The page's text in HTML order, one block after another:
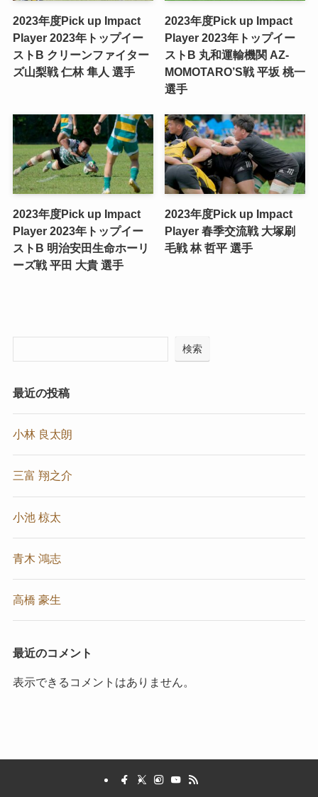
2023年度Pick up Impact
Player 2023年トップイー
ストB クリーンファイター
ズ山梨戦 ​仁林 隼人 選手
2023年度Pick up Impact
Player 2023年トップイー
ストB 丸和運輸機関 AZ-
MOMOTARO’S戦 ​平坂 桃一
選手
2023年度Pick up Impact
Player 2023年トップイー
ストB 明治安田生命ホーリ
ーズ戦 ​平田 大貴 選手
2023年度Pick up Impact
Player 春季交流戦 大塚刷
毛戦 ​林 哲平 選手
検索
最近の投稿
小林 良太朗
三富 翔之介
小池 椋太
青木 鴻志
高橋 豪生
最近のコメント
表示できるコメントはありません。